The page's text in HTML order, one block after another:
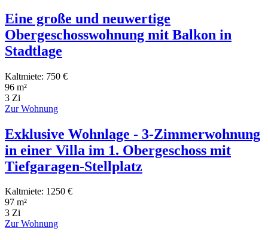
Eine große und neuwertige
Obergeschosswohnung mit Balkon in
Stadtlage
Kaltmiete: 750 €
96 m²
3 Zi
Zur Wohnung
Exklusive Wohnlage - 3-Zimmerwohnung
in einer Villa im 1. Obergeschoss mit
Tiefgaragen-Stellplatz
Kaltmiete: 1250 €
97 m²
3 Zi
Zur Wohnung